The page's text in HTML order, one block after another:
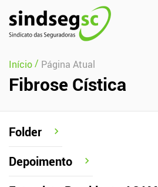
Pular Navegação (s)
Início/ Página Atual
Fibrose Cística
Folder
Depoimento